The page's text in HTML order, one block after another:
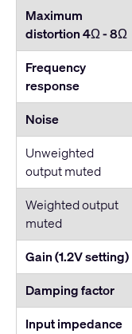
Maximum
distortion 4Ω - 8Ω
Frequency
response
Noise
Unweighted
output muted
Weighted output
muted
Gain (1.2V setting)
Damping factor
Input impedance